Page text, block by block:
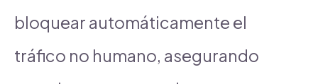
bloquear automáticamente el
tráfico no humano, asegurando